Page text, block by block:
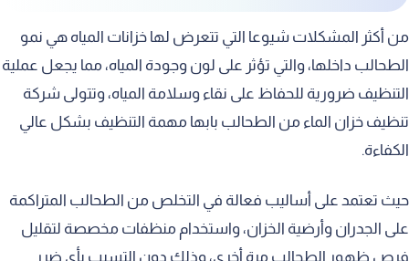
من أكثر المشكلات شيوعا التي تتعرض لها خزانات المياه هي نمو
الطحالب داخلها، والتي تؤثر على لون وجودة المياه، مما يجعل عملية
التنظيف ضرورية للحفاظ على نقاء وسلامة المياه، وتتولى شركة
تنظيف خزان الماء من الطحالب بابها مهمة التنظيف بشكل عالي
الكفاءة.
حيث تعتمد على أساليب فعالة في التخلص من الطحالب المتراكمة
على الجدران وأرضية الخزان، واستخدام منظفات مخصصة لتقليل
فرص ظهور الطحالب مرة أخرى، وذلك دون التسبب بأي ضرر